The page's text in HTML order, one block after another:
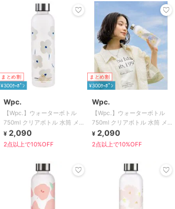
まとめ割
¥300ｸｰﾎﾟﾝ
Wpc.
【Wpc.】ウォーターボトル
750ml クリアボトル 水筒 メモ
リ付き 大容量 オフィス ジム
¥ 2,090
2点以上で10%OFF
まとめ割
¥300ｸｰﾎﾟﾝ
Wpc.
【Wpc.】ウォーターボトル
750ml クリアボトル 水筒 メモ
リ付き 大容量 オフィス ジム
¥ 2,090
2点以上で10%OFF